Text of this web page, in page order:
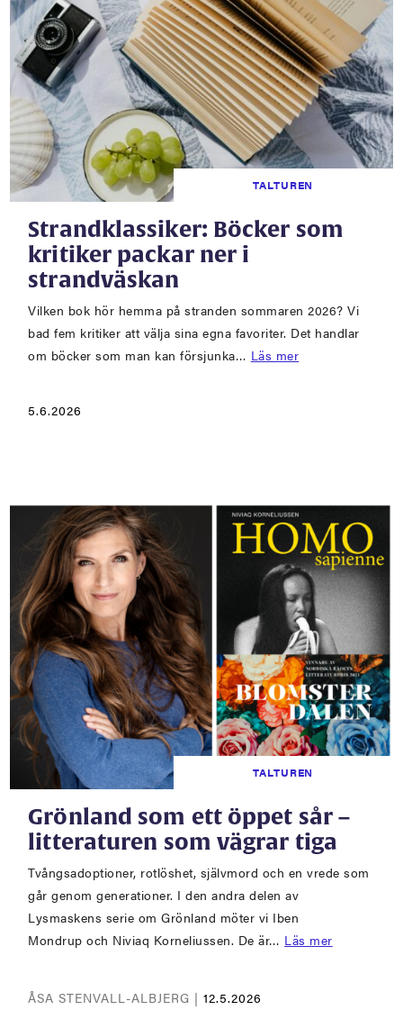
TALTUREN
Strandklassiker: Böcker som
kritiker packar ner i
strandväskan
Vilken bok hör hemma på stranden sommaren 2026? Vi
bad fem kritiker att välja sina egna favoriter. Det handlar
om böcker som man kan försjunka… Läs mer
5.6.2026
TALTUREN
Grönland som ett öppet sår –
litteraturen som vägrar tiga
Tvångsadoptioner, rotlöshet, självmord och en vrede som
går genom generationer. I den andra delen av
Lysmaskens serie om Grönland möter vi Iben
Mondrup och Niviaq Korneliussen. De är… Läs mer
ÅSA STENVALL-ALBJERG |12.5.2026